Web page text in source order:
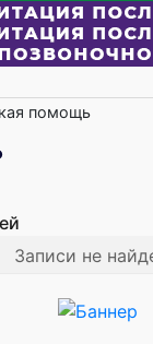
помощь
Записи не